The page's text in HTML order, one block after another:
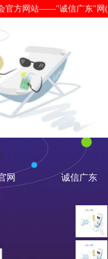
官方网站——"诚信广东"网
：深入开展农
网 诚信广东
信新闻